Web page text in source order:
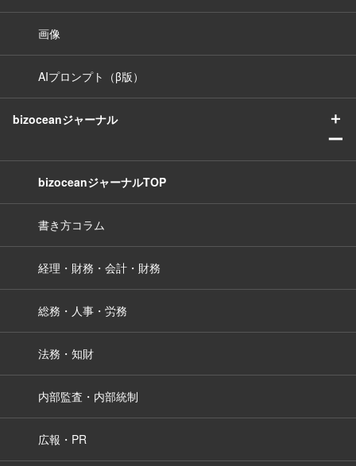
画像
AIプロンプト（β版）
bizoceanジャーナル
＋
ー
bizoceanジャーナルTOP
書き方コラム
経理・財務・会計・財務
総務・人事・労務
法務・知財
内部監査・内部統制
広報・PR